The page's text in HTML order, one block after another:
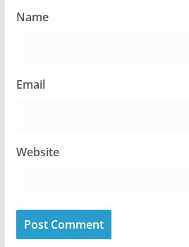
Name
Email
Website